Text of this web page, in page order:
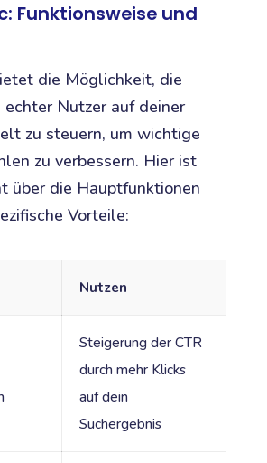
Funktionsweise und
die Möglichkeit, die
echter Nutzer auf deiner
zu steuern, um wichtige
zu verbessern. Hier ist
über die Hauptfunktionen
Vorteile:
Nutzen
Steigerung der CTR
durch mehr Klicks
auf dein
Suchergebnis